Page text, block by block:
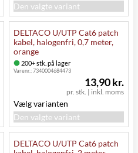
Den valgte variant
DELTACO U/UTP Cat6 patch
kabel, halogenfri, 0,7 meter,
orange
200+ stk. på lager
Varenr.:7340004684473
pr. stk. | inkl. moms
13,90 kr.
Vælg varianten
Den valgte variant
DELTACO U/UTP Cat6 patch